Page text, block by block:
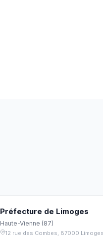
Préfecture de Limoges
Haute-Vienne (87)
12 rue des Combes, 87000 Limoges